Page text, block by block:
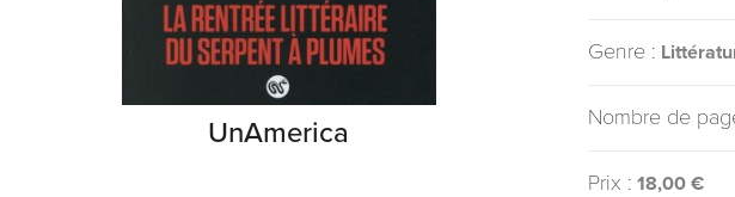
UnAmerica
Genre :
Nombre de
Prix : 18,00 €